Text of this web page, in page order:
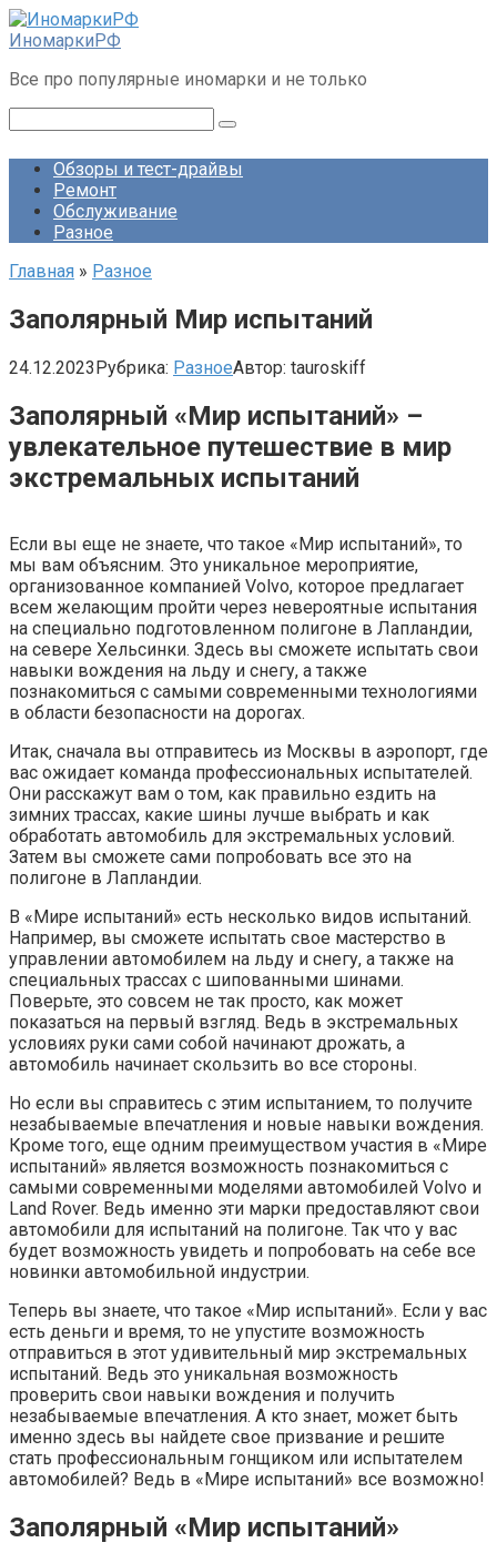
Перейти
к
ИномаркиРФ
Все про популярные иномарки и не только
Обзоры и тест-драйвы
Ремонт
Обслуживание
Разное
Главная » Разное
Заполярный Мир испытаний
24.12.2023Рубрика: РазноеАвтор: tauroskiff
Заполярный «Мир испытаний» –
увлекательное путешествие в мир
экстремальных испытаний
Если вы еще не знаете, что такое «Мир испытаний», то
мы вам объясним. Это уникальное мероприятие,
организованное компанией Volvo, которое предлагает
всем желающим пройти через невероятные испытания
на специально подготовленном полигоне в Лапландии,
на севере Хельсинки. Здесь вы сможете испытать свои
навыки вождения на льду и снегу, а также
познакомиться с самыми современными технологиями
в области безопасности на дорогах.
Итак, сначала вы отправитесь из Москвы в аэропорт, где
вас ожидает команда профессиональных испытателей.
Они расскажут вам о том, как правильно ездить на
зимних трассах, какие шины лучше выбрать и как
обработать автомобиль для экстремальных условий.
Затем вы сможете сами попробовать все это на
полигоне в Лапландии.
В «Мире испытаний» есть несколько видов испытаний.
Например, вы сможете испытать свое мастерство в
управлении автомобилем на льду и снегу, а также на
специальных трассах с шипованными шинами.
Поверьте, это совсем не так просто, как может
показаться на первый взгляд. Ведь в экстремальных
условиях руки сами собой начинают дрожать, а
автомобиль начинает скользить во все стороны.
Но если вы справитесь с этим испытанием, то получите
незабываемые впечатления и новые навыки вождения.
Кроме того, еще одним преимуществом участия в «Мире
испытаний» является возможность познакомиться с
самыми современными моделями автомобилей Volvo и
Land Rover. Ведь именно эти марки предоставляют свои
автомобили для испытаний на полигоне. Так что у вас
будет возможность увидеть и попробовать на себе все
новинки автомобильной индустрии.
Теперь вы знаете, что такое «Мир испытаний». Если у вас
есть деньги и время, то не упустите возможность
отправиться в этот удивительный мир экстремальных
испытаний. Ведь это уникальная возможность
проверить свои навыки вождения и получить
незабываемые впечатления. А кто знает, может быть
именно здесь вы найдете свое призвание и решите
стать профессиональным гонщиком или испытателем
автомобилей? Ведь в «Мире испытаний» все возможно!
Заполярный «Мир испытаний»